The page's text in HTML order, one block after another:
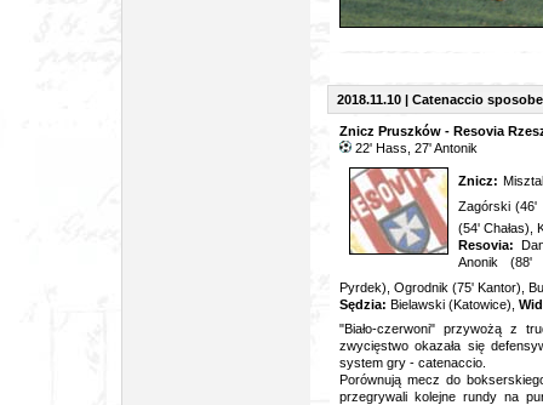
2018.11.10 | Catenaccio
Znicz Pruszków - Resovia
22' Hass, 27' Antonik
Znicz:
Zagórski (46'
(54' Chałas),
Resovia:
Anonik (88'
Pyrdek), Ogrodnik (75' Kantor),
Sędzia: Bielawski (Katowice),
"Biało-czerwoni" przywożą z
zwycięstwo okazała się
system gry - catenaccio.
Porównują mecz do
przegrywali kolejne rundy na